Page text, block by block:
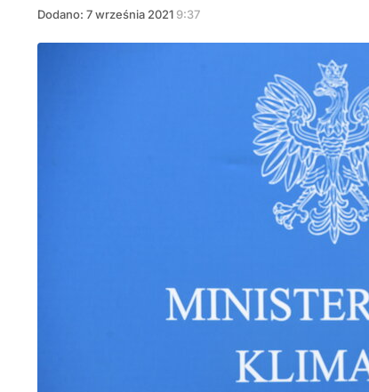
Dodano: 7września 2021 9:37